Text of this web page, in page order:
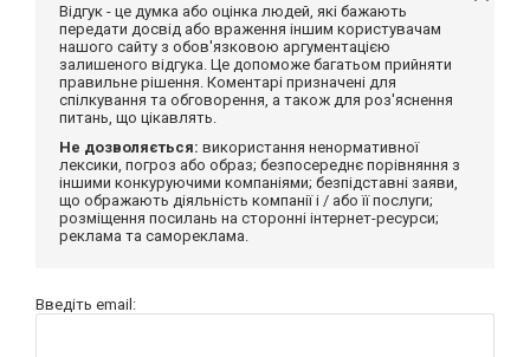
Відгук - це думка або оцінка людей, які бажають
передати досвід або враження іншим користувачам
нашого сайту з обов'язковою аргументацією
залишеного відгука. Це допоможе багатьом прийняти
правильне рішення. Коментарі призначені для
спілкування та обговорення, а також для роз'яснення
питань, що цікавлять.
Не дозволяється: використання ненормативної
лексики, погроз або образ; безпосереднє порівняння з
іншими конкуруючими компаніями; безпідставні заяви,
що ображають діяльність компанії і / або її послуги;
розміщення посилань на сторонні інтернет-ресурси;
реклама та самореклама.
Введіть email: